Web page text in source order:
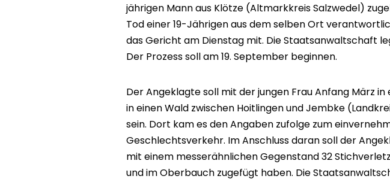
jährigen Mann aus Klötze (Altmarkkreis Salzwedel)
Tod einer 19-Jährigen aus dem selben Ort
das Gericht am Dienstag mit. Die Staatsanwaltschaft
Der Prozess soll am 19. September beginnen.
Der Angeklagte soll mit der jungen Frau Anfang März in
in einen Wald zwischen Hoitlingen und Jembke
sein. Dort kam es den Angaben zufolge zum
Geschlechtsverkehr. Im Anschluss daran soll der
mit einem messerähnlichen Gegenstand 32
und im Oberbauch zugefügt haben. Die